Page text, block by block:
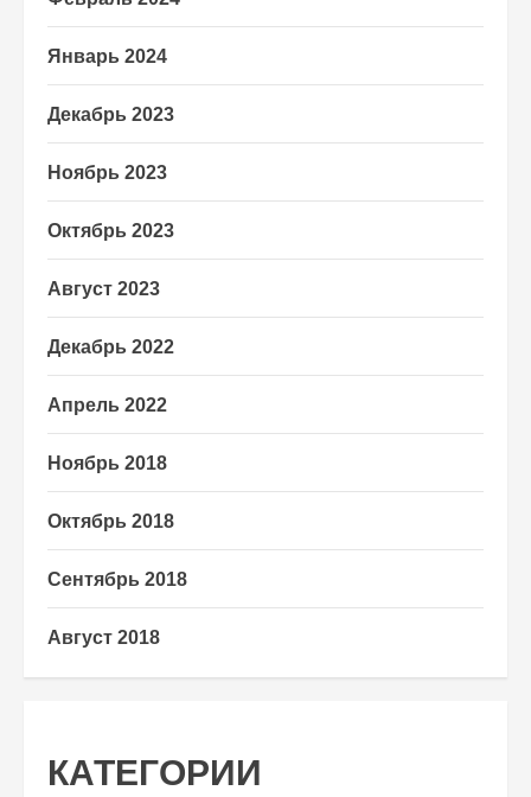
Январь 2024
Декабрь 2023
Ноябрь 2023
Октябрь 2023
Август 2023
Декабрь 2022
Апрель 2022
Ноябрь 2018
Октябрь 2018
Сентябрь 2018
Август 2018
КАТЕГОРИИ